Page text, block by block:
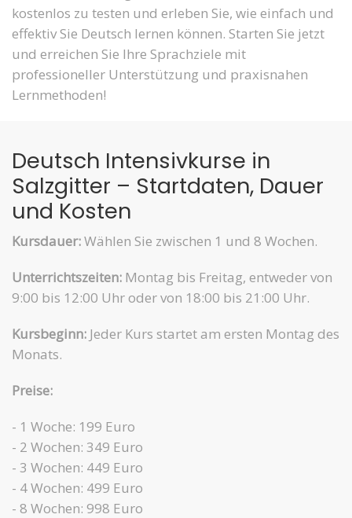
kostenlos zu testen und erleben Sie, wie einfach und
effektiv Sie Deutsch lernen können. Starten Sie jetzt
und erreichen Sie Ihre Sprachziele mit
professioneller Unterstützung und praxisnahen
Lernmethoden!
Deutsch Intensivkurse in
Salzgitter – Startdaten, Dauer
und Kosten
Kursdauer:Wählen Sie zwischen 1 und 8 Wochen.
Unterrichtszeiten: Montag bis Freitag, entweder von
9:00 bis 12:00 Uhr oder von 18:00 bis 21:00 Uhr.
Kursbeginn: Jeder Kurs startet am ersten Montag des
Monats.
Preise:
- 1 Woche: 199 Euro
- 2 Wochen: 349 Euro
- 3 Wochen: 449 Euro
- 4 Wochen: 499 Euro
- 8 Wochen: 998 Euro